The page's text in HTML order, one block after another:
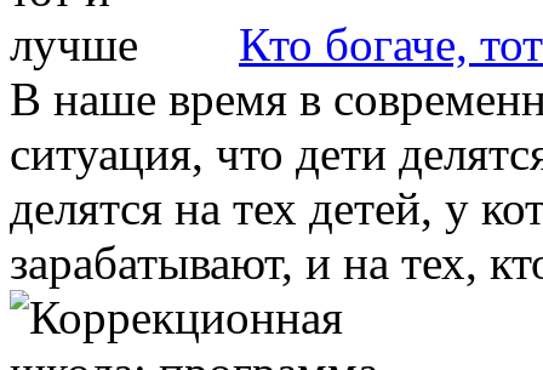
Кто богаче,
В наше время в
ситуация, что дети
делятся на тех детей, у
зарабатывают, и на тех,